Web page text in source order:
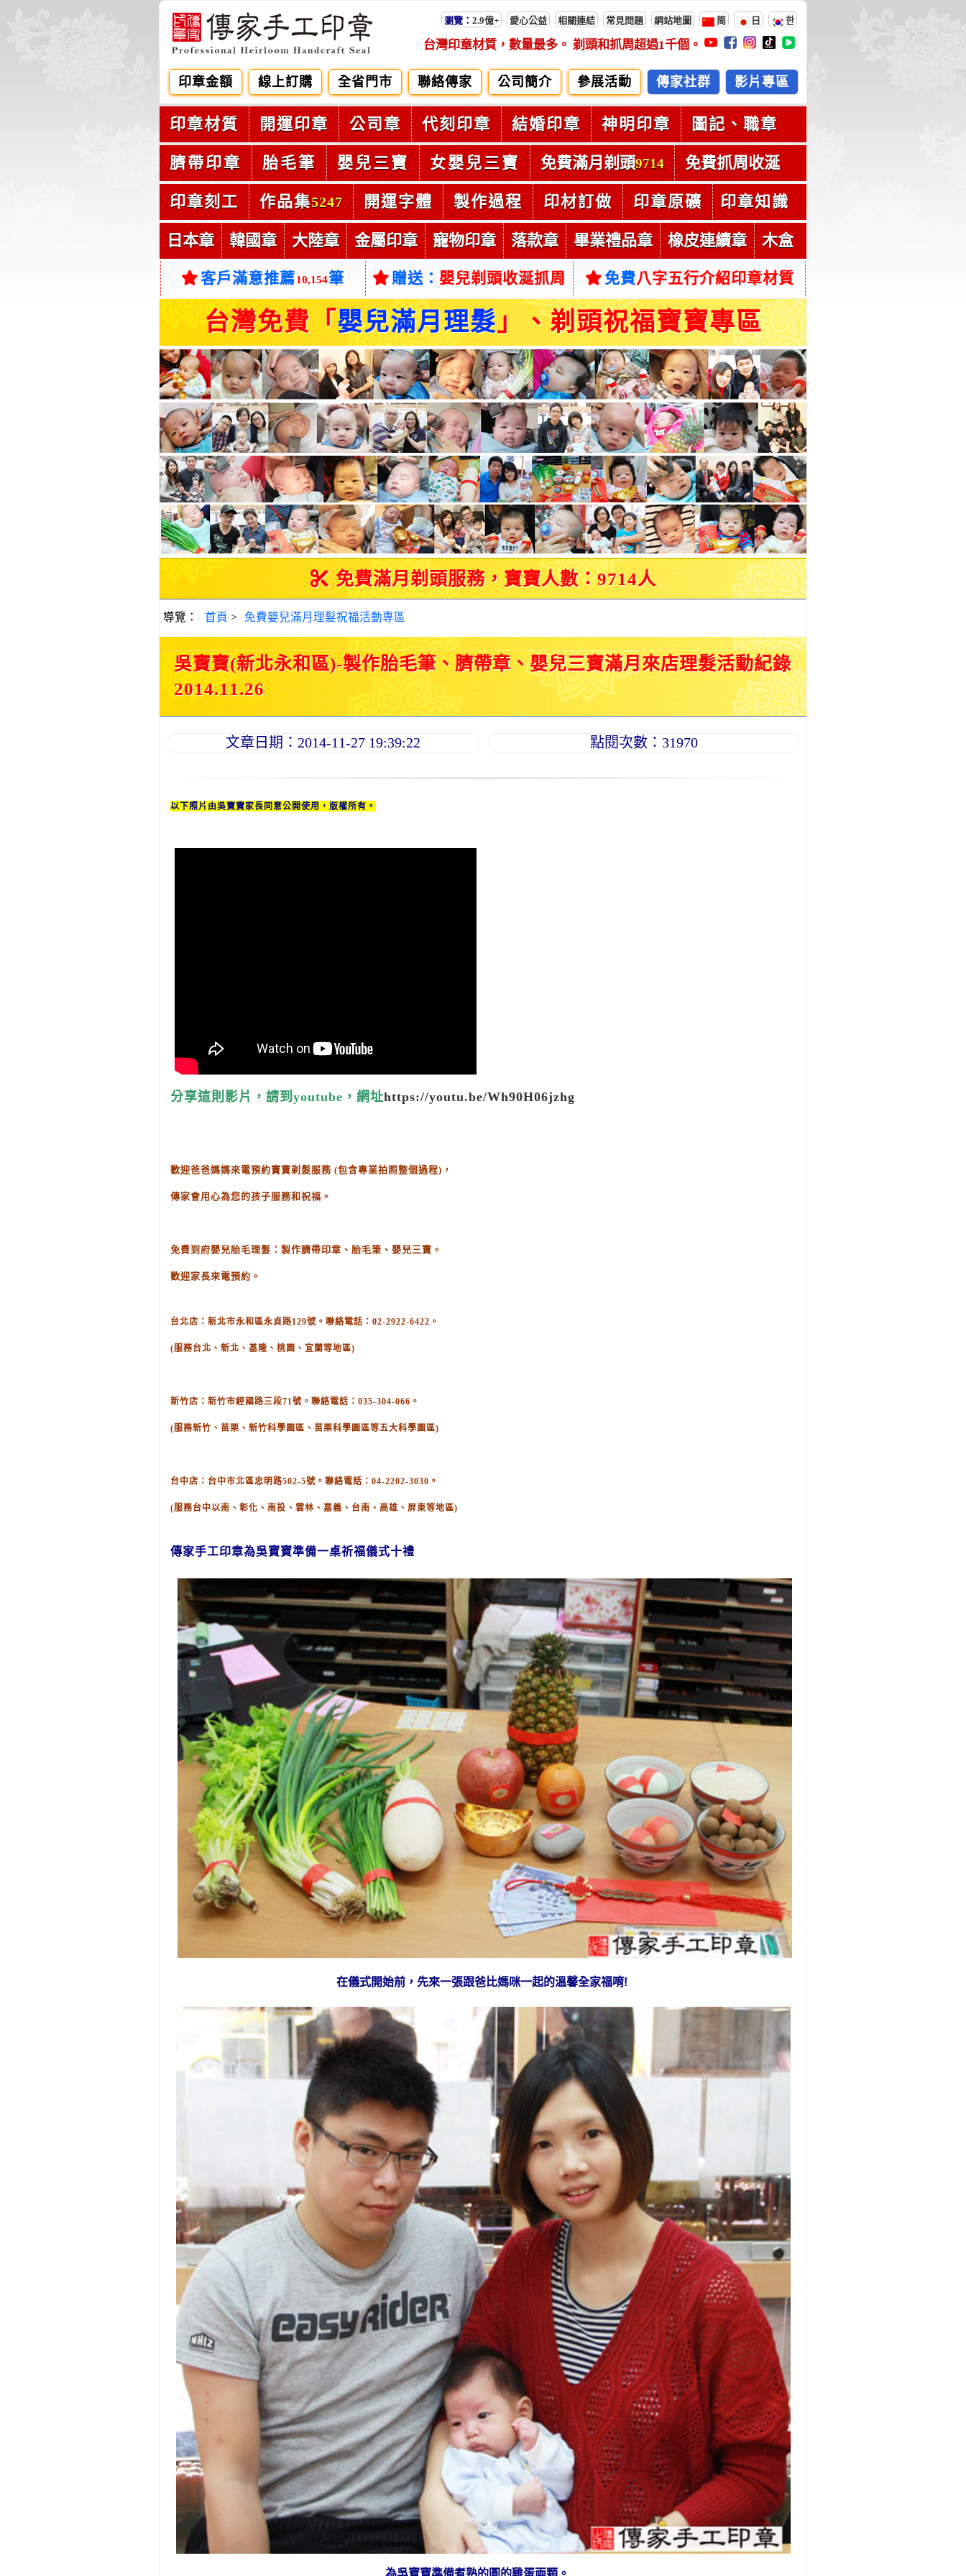
瀏覽： 2.9億+ 愛心公益 相關連結 常見問題 網站地圖 简 日 한
台灣印章材質，數量最多。 剃頭和抓周超過1千個。
印章金額 線上訂購 全省門市 聯絡傳家 公司簡介 參展活動 傳家社群 影片專區
印章材質 開運印章 公司章 代刻印章 結婚印章 神明印章 圖記、職章
臍帶印章 胎毛筆 嬰兒三寶 女嬰兒三寶 免費滿月剃頭9714 免費抓周收涎
印章刻工 作品集5247 開運字體 製作過程 印材訂做 印章原礦 印章知識
日本章 韓國章 大陸章 金屬印章 寵物印章 落款章 畢業禮品章 橡皮連續章 木盒
客戶滿意推薦10,154筆 贈送： 嬰兒剃頭收涎抓周 免費八字五行介紹印章材質
台灣免費「 嬰兒滿月理髮」、剃頭祝福寶寶專區
免費滿月剃頭服務，寶寶人數：9714人
導覽： 首頁 > 免費嬰兒滿月理髮祝福活動專區
吳寶寶(新北永和區)-製作胎毛筆、臍帶章、嬰兒三寶滿月來店理髮活動紀錄
2014.11.26
文章日期：2014-11-27 19:39:22 點閱次數：31970
以下照片由吳寶寶家長同意公開使用，版權所有。
分享這則影片，請到youtube，網址https://youtu.be/Wh90H06jzhg
歡迎爸爸媽媽來電預約寶寶剃髮服務 (包含專業拍照整個過程) ，
傳家會用心為您的孩子服務和祝福。
免費到府嬰兒胎毛理髮：製作臍帶印章、胎毛筆、嬰兒三寶。
歡迎家長來電預約。
台北店：新北市永和區永貞路129號。聯絡電話：02-2922-6422。
(服務台北、新北、基隆、桃園、宜蘭等地區)
新竹店：新竹市經國路三段71號。聯絡電話：035-304-066。
(服務新竹、苗栗、新竹科學園區、苗栗科學園區等五大科學園區)
台中店：台中市北區忠明路502-5號。聯絡電話：04-2202-3030。
(服務台中以南、彰化、南投、雲林、嘉義、台南、高雄、屏東等地區)
傳家手工印章為吳寶寶準備一桌祈福儀式十禮
在儀式開始前，先來一張跟爸比媽咪一起的溫馨全家福唷!